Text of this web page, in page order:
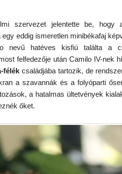
szervezet jelentette be, hogy
eddig ismeretlen minibékafaj
nevű hatéves kisfiú találta a
felfedezője után Camilo IV-nek
félék családjába tartozik, de
a szavannák és a folyóparti
a hatalmas ültetvények
őket.